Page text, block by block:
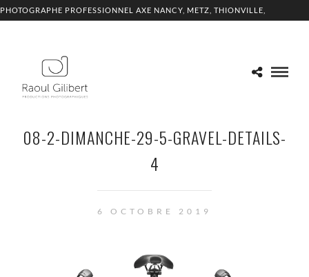
PHOTOGRAPHE PROFESSIONNEL AXE NANCY, METZ, THIONVILLE,
08-2-DIMANCHE-29-5-GRAVEL-DETAILS-
4
6 OCTOBRE 2019